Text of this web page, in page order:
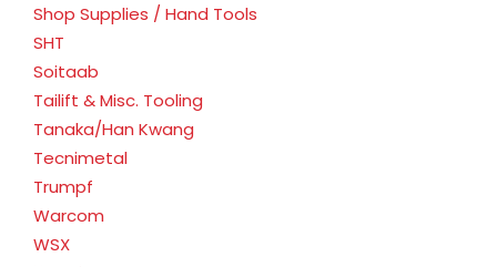
Shop Supplies / Hand Tools
SHT
Soitaab
Tailift & Misc. Tooling
Tanaka/Han Kwang
Tecnimetal
Trumpf
Warcom
WSX